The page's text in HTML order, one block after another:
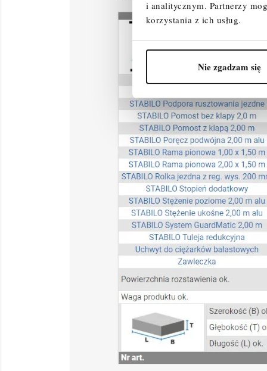
i analitycznym. Partnerzy
korzystania z ich usług.
Nie zgadzam się